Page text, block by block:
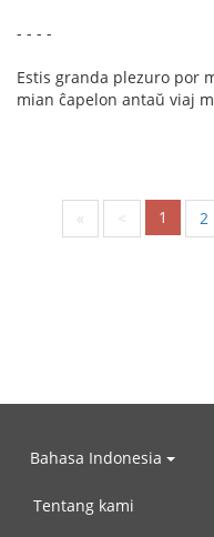
- - - -
Estis granda plezuro por
mian ĉapelon antaŭ viaj
« < 1 2
Bahasa Indonesia
Tentang kami